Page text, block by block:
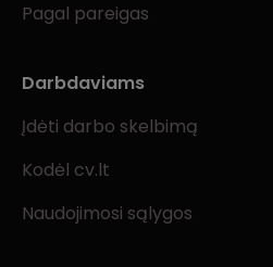
Pagal pareigas
Darbdaviams
Įdėti darbo skelbimą
Kodėl cv.lt
Naudojimosi sąlygos